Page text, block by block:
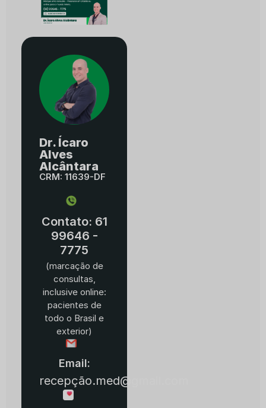
Dr. Ícaro
Alves
Alcântara
CRM: 11639-DF
Contato: 61
99646 -
7775
(marcação de
consultas,
inclusive online:
pacientes de
todo o Brasil e
exterior)
Email:
recepção.med@gmail.com